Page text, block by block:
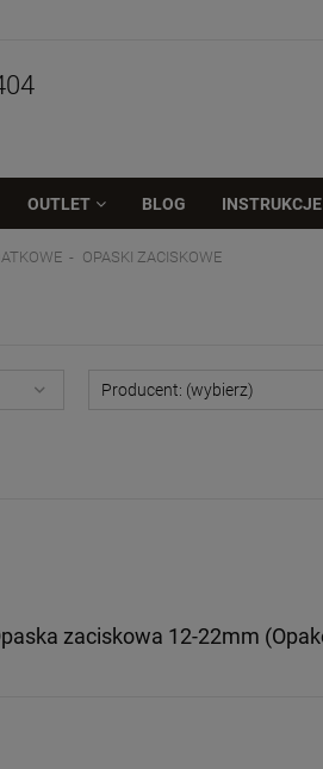
OUTLET BLOG
OPASKI ZACISKOWE
Producent: (wybierz)
zaciskowa 12-22mm